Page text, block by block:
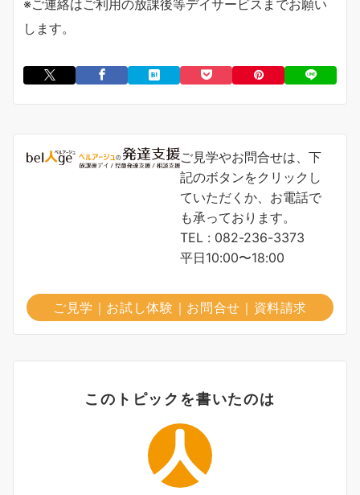
※ご連絡はご利用の放課後等デイサービスまでお願い
します。
ご見学やお問合せは、下
記のボタンをクリックし
ていただくか、お電話で
も承っております。
TEL : 082-236-3373
平日10:00〜18:00
ご見学｜お試し体験｜お問合せ｜資料請求
このトピックを書いたのは